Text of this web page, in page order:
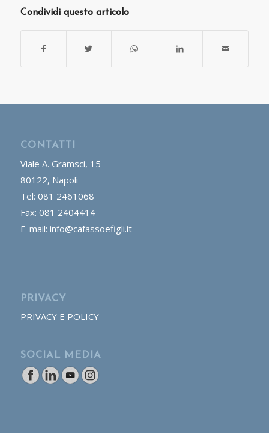
Condividi questo articolo
CONTATTI
Viale A. Gramsci, 15
80122, Napoli
Tel: 081 2461068
Fax: 081 2404414
E-mail: info@cafassoefigli.it
PRIVACY
PRIVACY E POLICY
SOCIAL MEDIA